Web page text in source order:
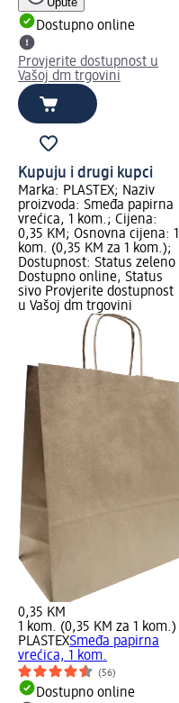
Dostupno online
Provjerite dostupnost u
Vašoj dm trgovini
Kupuju i drugi kupci
Marka: PLASTEX; Naziv
proizvoda: Smeđa papirna
vrećica, 1 kom.; Cijena:
0,35 KM; Osnovna cijena: 1
kom. (0,35 KM za 1 kom.);
Dostupnost: Status zeleno
Dostupno online, Status
sivo Provjerite dostupnost
u Vašoj dm trgovini
0,35 KM
1 kom. (0,35 KM za 1 kom.)
PLASTEXSmeđa papirna
vrećica, 1 kom.
(56)
Dostupno online